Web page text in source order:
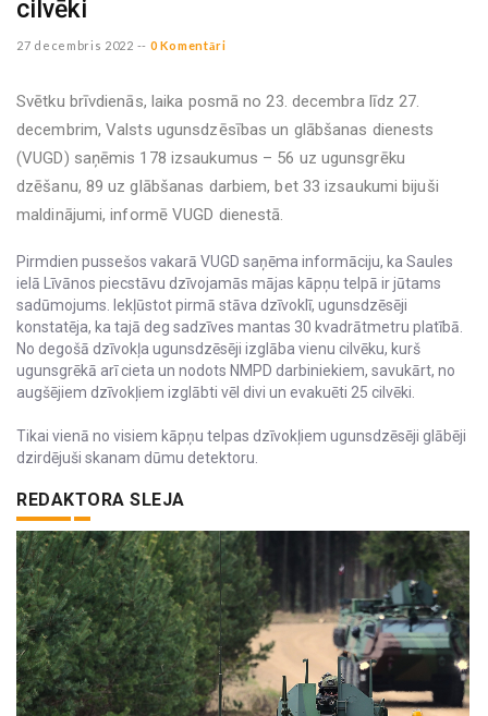
cilvēki
27 decembris 2022 -- 0 Komentāri
Svētku brīvdienās, laika posmā no 23. decembra līdz 27.
decembrim, Valsts ugunsdzēsības un glābšanas dienests
(VUGD) saņēmis 178 izsaukumus – 56 uz ugunsgrēku
dzēšanu, 89 uz glābšanas darbiem, bet 33 izsaukumi bijuši
maldinājumi, informē VUGD dienestā.
Pirmdien pussešos vakarā VUGD saņēma informāciju, ka Saules
ielā Līvānos piecstāvu dzīvojamās mājas kāpņu telpā ir jūtams
sadūmojums. Iekļūstot pirmā stāva dzīvoklī, ugunsdzēsēji
konstatēja, ka tajā deg sadzīves mantas 30 kvadrātmetru platībā.
No degošā dzīvokļa ugunsdzēsēji izglāba vienu cilvēku, kurš
ugunsgrēkā arī cieta un nodots NMPD darbiniekiem, savukārt, no
augšējiem dzīvokļiem izglābti vēl divi un evakuēti 25 cilvēki.
Tikai vienā no visiem kāpņu telpas dzīvokļiem ugunsdzēsēji glābēji
dzirdējuši skanam dūmu detektoru.
REDAKTORA SLEJA